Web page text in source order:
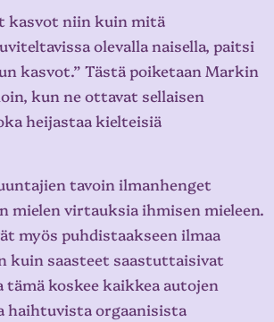
kasvot niin kuin mitä
olevalla naisella, paitsi
kasvot.” Tästä poiketaan Markin
kun ne ottavat sellaisen
heijastaa kielteisiä
tavoin ilmanhenget
mielen virtauksia ihmisen mieleen.
myös puhdistaakseen ilmaa
kuin saasteet saastuttaisivat
tämä koskee kaikkea autojen
haihtuvista orgaanisista